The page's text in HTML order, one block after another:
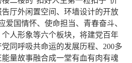
厅外闲置空间、环墙设计的开放
爱国情怀、使命担当、青春奋斗、
人形象等六个板块，将建党百年
同呼吸共命运的发展历程、200多
量故事融合成一堂有血有肉有魂